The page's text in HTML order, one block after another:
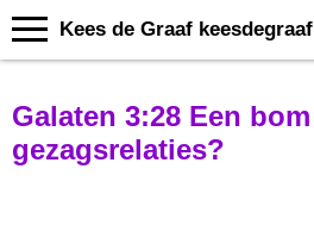
Kees de Graaf
Galaten 3:28 Een
gezagsrelaties?